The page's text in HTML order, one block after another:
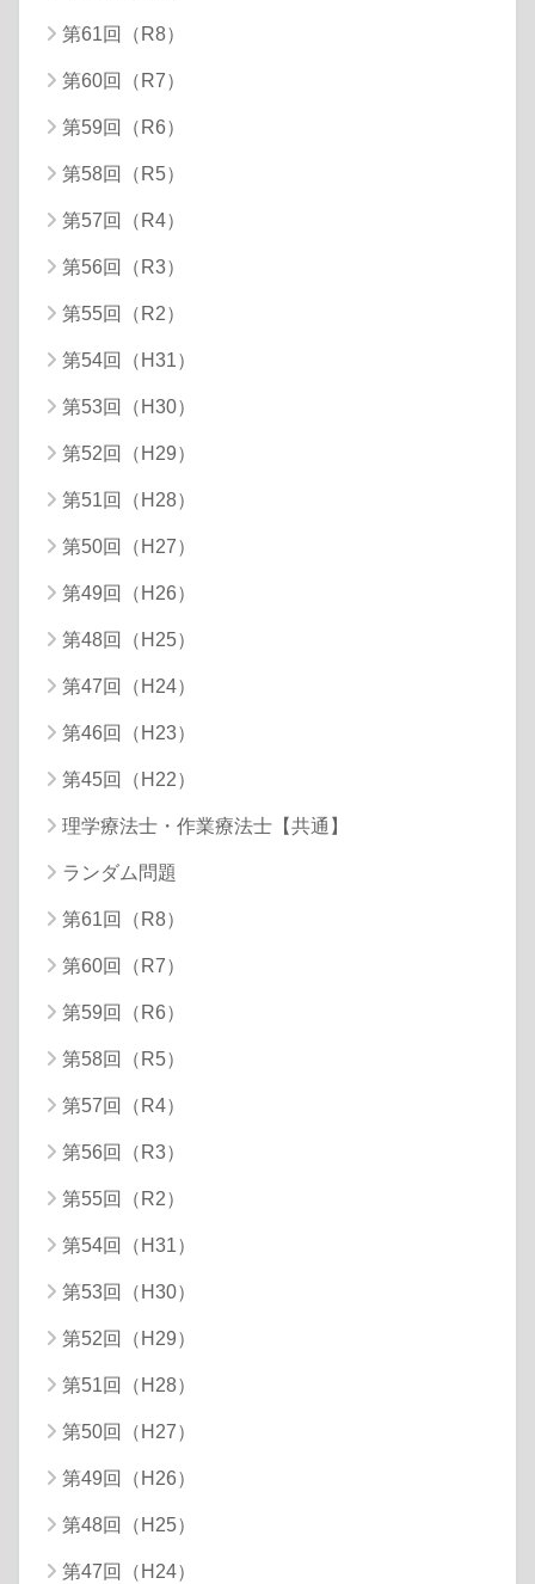
第61回（R8）
第60回（R7）
第59回（R6）
第58回（R5）
第57回（R4）
第56回（R3）
第55回（R2）
第54回（H31）
第53回（H30）
第52回（H29）
第51回（H28）
第50回（H27）
第49回（H26）
第48回（H25）
第47回（H24）
第46回（H23）
第45回（H22）
理学療法士・作業療法士【共通】
ランダム問題
第61回（R8）
第60回（R7）
第59回（R6）
第58回（R5）
第57回（R4）
第56回（R3）
第55回（R2）
第54回（H31）
第53回（H30）
第52回（H29）
第51回（H28）
第50回（H27）
第49回（H26）
第48回（H25）
第47回（H24）